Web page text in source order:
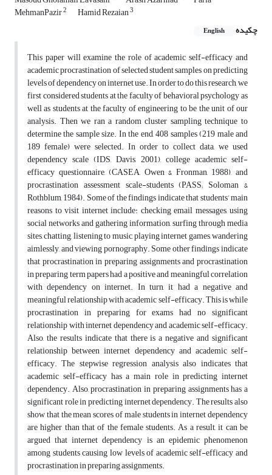
MehmanPazir2 Hamid Rezaian3
چکیده English
This paper will examine the role of academic self-efficacy and
academic procrastination of selected student samples on predicting
levels of dependency on internet use. In order to do this research, we
first considered students at the faculty of behavioral psychology as
well as students at the faculty of engineering to be the unit of our
analysis. Then we ran a random cluster sampling technique to
determine the sample size. In the end, 408 samples (219 male and
189 female) were selected. In order to collect data, we used
dependency scale (IDS, Davis, 2001), college academic self-
efficacy questionnaire, (CASEA, Owen & Fronman, 1988), and
procrastination assessment scale-students (PASS; Soloman &
Rothblum, 1984). Some of the findings indicate that students’ main
reasons to visit internet include: checking email messages, using
social networks and gathering information, surfing through media
sites, chatting, listening to music, playing internet games, wandering
aimlessly, and viewing pornography. Some other findings indicate
that procrastination in preparing assignments and procrastination
in preparing term papers had a positive and meaningful correlation
with dependency on internet. In turn, it had a negative and
meaningful relationship with academic self-efficacy. This is while
procrastination in preparing for exams had no significant
relationship with internet dependency and academic self-efficacy.
Also, the results indicate that there is a negative and significant
relationship between internet dependency and academic self-
efficacy. The stepwise regression analysis also indicates that
academic self-efficacy has a main role in predicting internet
dependency. Also, procrastination in preparing assignments has a
significant role in predicting internet dependency. The results also
show that the mean scores of male students in internet dependency
are higher than that of the female students. As a result, it can be
argued that internet dependency is an epidemic phenomenon
among students causing low levels of academic self-efficacy and
procrastination in preparing assignments.